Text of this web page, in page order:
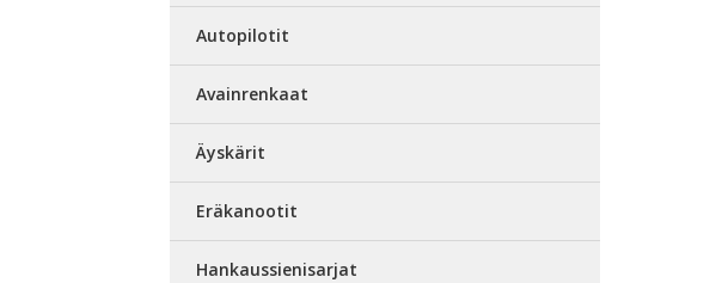
Autopilotit
Avainrenkaat
Äyskärit
Eräkanootit
Hankaussienisarjat